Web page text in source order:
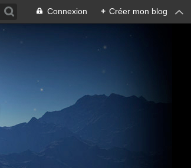
Connexion + Créer mon blog